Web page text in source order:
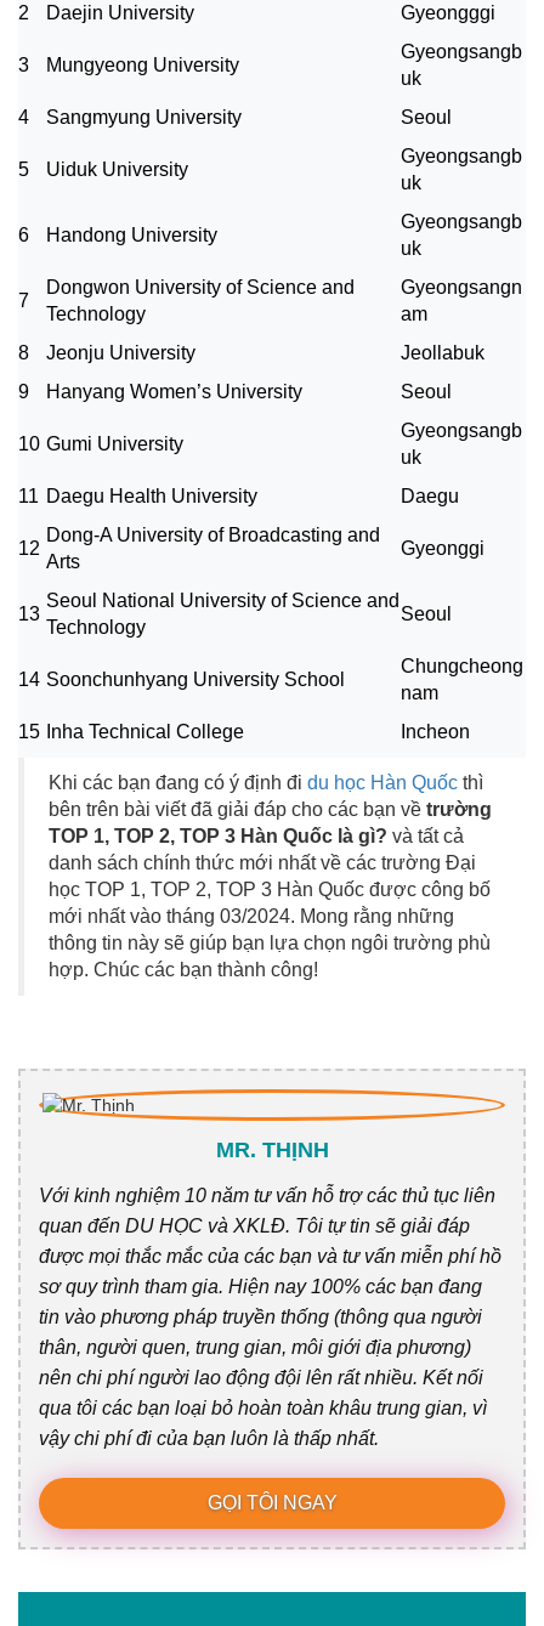
2
Daejin University Gyeongggi
3 Mungyeong University
Gyeongsangb
uk
4
Sangmyung University Seoul
5 Uiduk University
Gyeongsangb
uk
6 Handong University
Gyeongsangb
uk
7
Dongwon University of Science and
Technology
Gyeongsangn
am
8
Jeonju University
Jeollabuk
9
Hanyang Women’s University Seoul
10 Gumi University
Gyeongsangb
uk
11 Daegu Health University Daegu
12
Dong-A University of Broadcasting and
Arts
Gyeonggi
13
Seoul National University of Science and
Technology
Seoul
14 Soonchunhyang University School
Chungcheong
nam
15 Inha Technical College Incheon
Khi các bạn đang có ý định đi du học Hàn Quốc thì
bên trên bài viết đã giải đáp cho các bạn về trường
TOP 1, TOP 2, TOP 3 Hàn Quốc là gì? và tất cả
danh sách chính thức mới nhất về các trường Đại
học TOP 1, TOP 2, TOP 3 Hàn Quốc được công bố
mới nhất vào tháng 03/2024. Mong rằng những
thông tin này sẽ giúp bạn lựa chọn ngôi trường phù
hợp. Chúc các bạn thành công!
MR. THỊNH
Với kinh nghiệm 10 năm tư vấn hỗ trợ các thủ tục liên
quan đến DU HỌC và XKLĐ. Tôi tự tin sẽ giải đáp
được mọi thắc mắc của các bạn và tư vấn miễn phí hồ
sơ quy trình tham gia. Hiện nay 100% các bạn đang
tin vào phương pháp truyền thống (thông qua người
thân, người quen, trung gian, môi giới địa phương)
nên chi phí người lao động đội lên rất nhiều. Kết nối
qua tôi các bạn loại bỏ hoàn toàn khâu trung gian, vì
vậy chi phí đi của bạn luôn là thấp nhất.
GỌI TÔI NGAY